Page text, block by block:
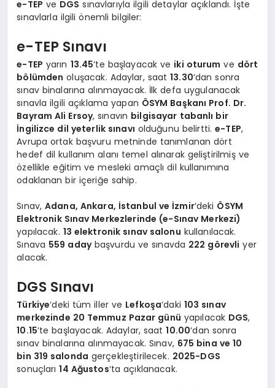
e-TEP ve DGS sınavlarıyla ilgili detaylar açıklandı. İşte
sınavlarla ilgili önemli bilgiler:
e-TEP Sınavı
e-TEP yarın 13.45‘te başlayacak ve iki oturum ve dört
bölümden oluşacak. Adaylar, saat13.30‘dan sonra
sınav binalarına alınmayacak. İlk defa uygulanacak
sınavla ilgili açıklama yapan ÖSYM Başkanı Prof. Dr.
Bayram Ali Ersoy, sınavın bilgisayar tabanlı bir
İngilizce dil yeterlik sınavı olduğunu belirtti.e-TEP,
Avrupa ortak başvuru metninde tanımlanan dört
hedef dil kullanım alanı temel alınarak geliştirilmiş ve
özellikle eğitim ve mesleki amaçlı dil kullanımına
odaklanan bir içeriğe sahip.
Sınav,Adana, Ankara, İstanbul ve İzmir‘deki ÖSYM
Elektronik Sınav Merkezlerinde (e-Sınav Merkezi)
yapılacak. 13 elektronik sınav salonu kullanılacak.
Sınava 559 adaybaşvurdu ve sınavda 222 görevli yer
alacak.
DGS Sınavı
Türkiye‘deki tüm iller ve Lefkoşa‘daki 103 sınav
merkezinde 20 Temmuz Pazar günü yapılacak DGS,
10.15‘te başlayacak. Adaylar, saat10.00‘dan sonra
sınav binalarına alınmayacak. Sınav, 675 bina ve 10
bin 319 salonda gerçekleştirilecek. 2025-DGS
sonuçları14 Ağustos‘ta açıklanacak.